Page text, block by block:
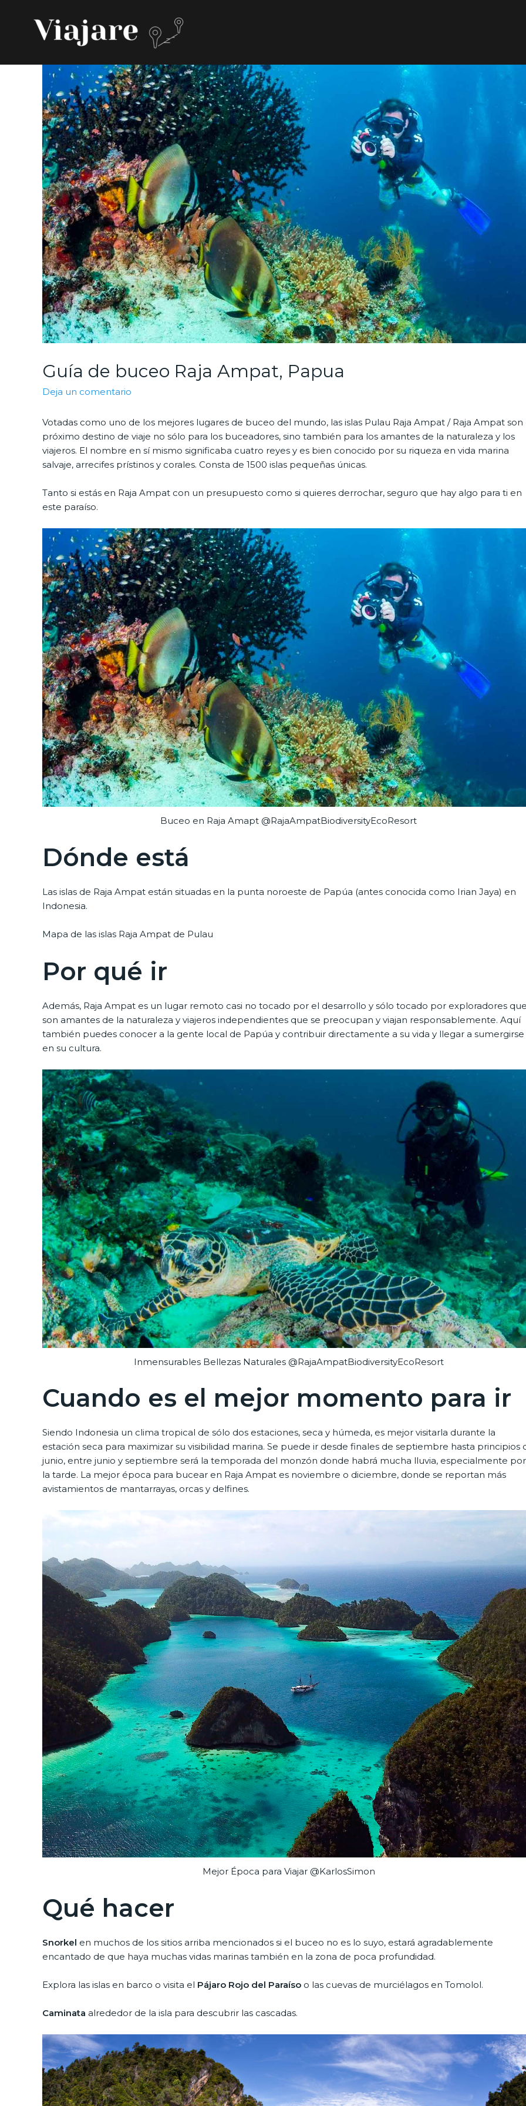
Guía de buceo Raja Ampat, Papua
Deja un comentario
Votadas como uno de los mejores lugares de buceo del mundo, las islas Pulau Raja Ampat / Raja Ampat son
próximo destino de viaje no sólo para los buceadores, sino también para los amantes de la naturaleza y los
viajeros. El nombre en sí mismo significaba cuatro reyes y es bien conocido por su riqueza en vida marina
salvaje, arrecifes prístinos y corales. Consta de 1500 islas pequeñas únicas.
Tanto si estás en Raja Ampat con un presupuesto como si quieres derrochar, seguro que hay algo para ti en
este paraíso.
Buceo en Raja Amapt @RajaAmpatBiodiversityEcoResort
Dónde está
Las islas de Raja Ampat están situadas en la punta noroeste de Papúa (antes conocida como Irian Jaya) en
Indonesia.
Mapa de las islas Raja Ampat de Pulau
Por qué ir
Además, Raja Ampat es un lugar remoto casi no tocado por el desarrollo y sólo tocado por exploradores
son amantes de la naturaleza y viajeros independientes que se preocupan y viajan responsablemente. Aquí
también puedes conocer a la gente local de Papúa y contribuir directamente a su vida y llegar a sumergirse
en su cultura.
Inmensurables Bellezas Naturales @RajaAmpatBiodiversityEcoResort
Cuando es el mejor momento para ir
Siendo Indonesia un clima tropical de sólo dos estaciones, seca y húmeda, es mejor visitarla durante la
estación seca para maximizar su visibilidad marina. Se puede ir desde finales de septiembre hasta principios
junio, entre junio y septiembre será la temporada del monzón donde habrá mucha lluvia, especialmente por
la tarde. La mejor época para bucear en Raja Ampat es noviembre o diciembre, donde se reportan más
avistamientos de mantarrayas, orcas y delfines.
Mejor Época para Viajar @KarlosSimon
Qué hacer
Snorkel en muchos de los sitios arriba mencionados si el buceo no es lo suyo, estará agradablemente
encantado de que haya muchas vidas marinas también en la zona de poca profundidad.
Explora las islas en barco o visita el Pájaro Rojo del Paraíso o las cuevas de murciélagos en Tomolol.
Caminata alrededor de la isla para descubrir las cascadas.